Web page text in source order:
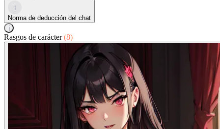
i
Norma de deducción del chat
i
Rasgos de carácter(8)